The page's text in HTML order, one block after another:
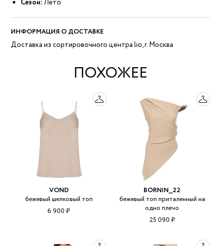
Сезон: Лето
ИНФОРМАЦИЯ О ДОСТАВКЕ
Доставка из сортировочного центра lio, г. Москва
ПОХОЖЕЕ
VOND
бежевый шелковый топ
6 900 ₽
BORNIN__22
бежевый топ приталенный на
одно плечо
25 090 ₽